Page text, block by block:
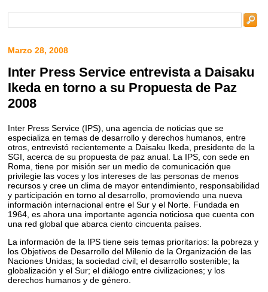
Marzo 28, 2008
Inter Press Service entrevista a Daisaku
Ikeda en torno a su Propuesta de Paz
2008
Inter Press Service (IPS), una agencia de noticias que se
especializa en temas de desarrollo y derechos humanos, entre
otros, entrevistó recientemente a Daisaku Ikeda, presidente de la
SGI, acerca de su propuesta de paz anual. La IPS, con sede en
Roma, tiene por misión ser un medio de comunicación que
privilegie las voces y los intereses de las personas de menos
recursos y cree un clima de mayor entendimiento, responsabilidad
y participación en torno al desarrollo, promoviendo una nueva
información internacional entre el Sur y el Norte. Fundada en
1964, es ahora una importante agencia noticiosa que cuenta con
una red global que abarca ciento cincuenta países.
La información de la IPS tiene seis temas prioritarios: la pobreza y
los Objetivos de Desarrollo del Milenio de la Organización de las
Naciones Unidas; la sociedad civil; el desarrollo sostenible; la
globalización y el Sur; el diálogo entre civilizaciones; y los
derechos humanos y de género.